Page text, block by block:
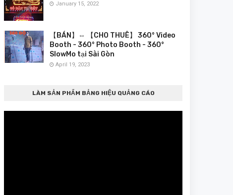
January 15, 2022
【BÁN】⇔ 【CHO THUÊ】 360° Video
Booth - 360° Photo Booth - 360°
SlowMo tại Sài Gòn
April 19, 2023
LÀM SẢN PHẨM BẢNG HIỆU QUẢNG CÁO